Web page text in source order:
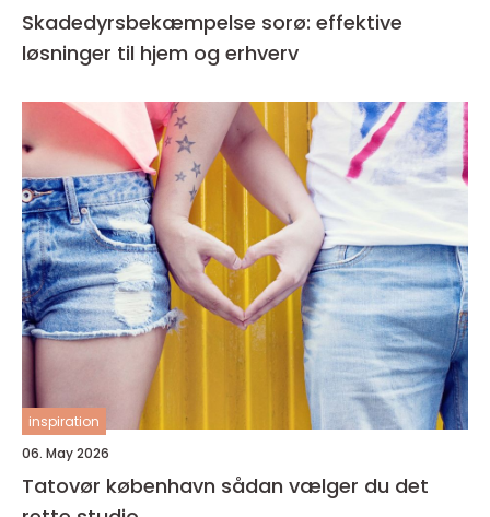
Skadedyrsbekæmpelse sorø: effektive
løsninger til hjem og erhverv
inspiration
06. May 2026
Tatovør københavn sådan vælger du det